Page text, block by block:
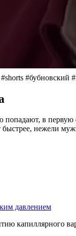
#бубновский
в
нежели
давлением
капиллярного